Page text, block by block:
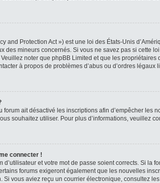
and Protection Act ») est une loi des États-Unis
des mineurs concernés. Si vous ne savez pas si cette
noter que phpBB Limited et que les
à propos de problèmes d’abus ou d’ordres légaux
forum ait désactivé les inscriptions afin d’empêcher
souhaitez utiliser. Pour plus d’informations, veuillez
connecter !
et votre mot de passe soient corrects. Si
forums exigeront également que les nouvelles
Si vous aviez reçu un courrier électronique, consultez